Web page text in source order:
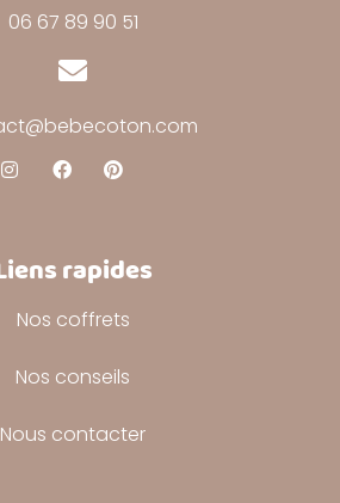
06 67 89 90 51
rapides
Nos coffrets
Nos conseils
Nous contacter